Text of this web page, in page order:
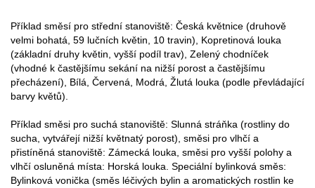
Příklad směsí pro střední stanoviště: Česká květnice (druhově
velmi bohatá, 59 lučních květin, 10 travin), Kopretinová louka
(základní druhy květin, vyšší podíl trav), Zelený chodníček
(vhodné k častějšímu sekání na nižší porost a častějšímu
přecházení), Bílá, Červená, Modrá, Žlutá louka (podle převládající
barvy květů).
Příklad směsi pro suchá stanoviště: Slunná stráňka (rostliny do
sucha, vytvářejí nižší květnatý porost), směsi pro vlhčí a
přistíněná stanoviště: Zámecká louka, směsi pro vyšší polohy a
vlhčí osluněná místa: Horská louka. Speciální bylinková směs:
Bylinková vonička (směs léčivých bylin a aromatických rostlin ke